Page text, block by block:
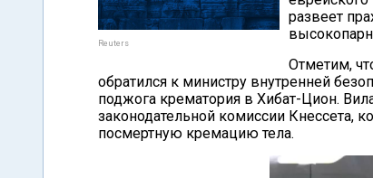
Reuters
развеет
Отметим,
обратился к министру внутренней
поджога крематория в Хибат-Цион.
законодательной комиссии Кнессета,
посмертную кремацию тела.